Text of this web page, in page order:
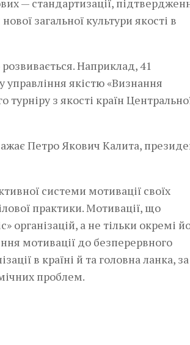
— стандартизації,
загальної культури якості в
Наприклад, 41
якістю «Визнання
з якості країн
­Петро Якович Калита,
системи мотивації своїх
практики. Мотивації, що
організацій, а не тільки окремі
мотивації до безперервного
в країні й та головна ланка, за
проблем.